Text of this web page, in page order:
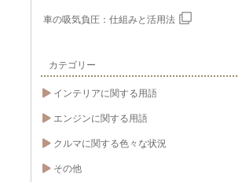
車の吸気負圧：仕組みと活用法
カテゴリー
インテリアに関する用語
エンジンに関する用語
クルマに関する色々な状況
その他